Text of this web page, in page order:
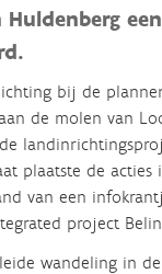
bij de
de molen van
plaatste de
van een
project
wandeling in